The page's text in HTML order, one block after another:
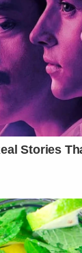
Stories